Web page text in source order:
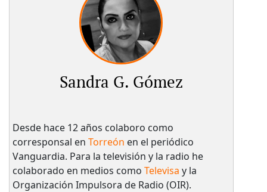
Sandra G. Gómez
Desde hace 12 años colaboro como
corresponsal en Torreón en el periódico
Vanguardia. Para la televisión y la radio he
colaborado en medios como Televisa y la
Organización Impulsora de Radio (OIR).